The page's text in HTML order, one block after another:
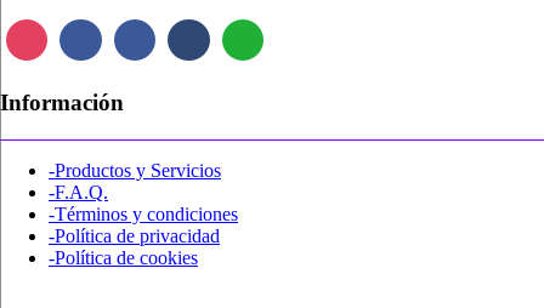
Información
-Productos y Servicios
-F.A.Q.
-Términos y condiciones
-Política de privacidad
-Política de cookies